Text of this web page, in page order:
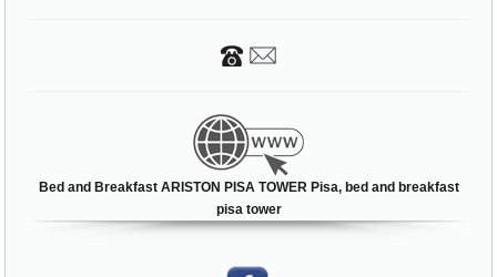
Bed and Breakfast ARISTON PISA TOWER Pisa, bed and breakfast
pisa tower